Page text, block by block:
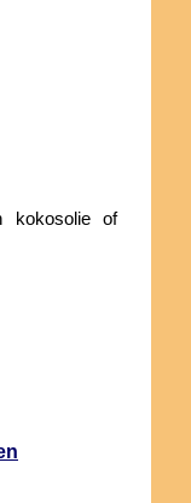
kokosolie of